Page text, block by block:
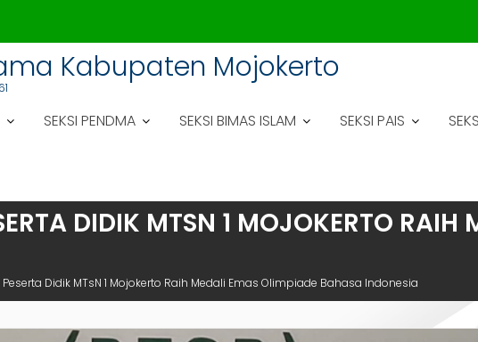
Kabupaten Mojokerto
SEKSI PENDMA SEKSI BIMAS ISLAM SEKSI PAIS
DIDIK MTSN 1 MOJOKERTO
Peserta Didik MTsN 1 Mojokerto Raih Medali Emas Olimpiade Bahasa Indonesia